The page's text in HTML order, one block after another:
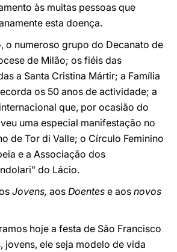
às muitas pessoas que
esta doença.
o numeroso grupo do Decanato de
de Milão; os fiéis das
a Santa Cristina Mártir; a Família
os 50 anos de actividade; a
que, por ocasião do
uma especial manifestação no
de Tor di Valle; o Círculo Feminino
e a Associação dos
do Lácio.
Jovens, aos Doentes e aos novos
hoje a festa de São Francisco
jovens, ele seja modelo de vida